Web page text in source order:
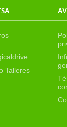
Talleres